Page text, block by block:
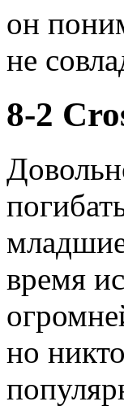
он
не
8-2
время
но